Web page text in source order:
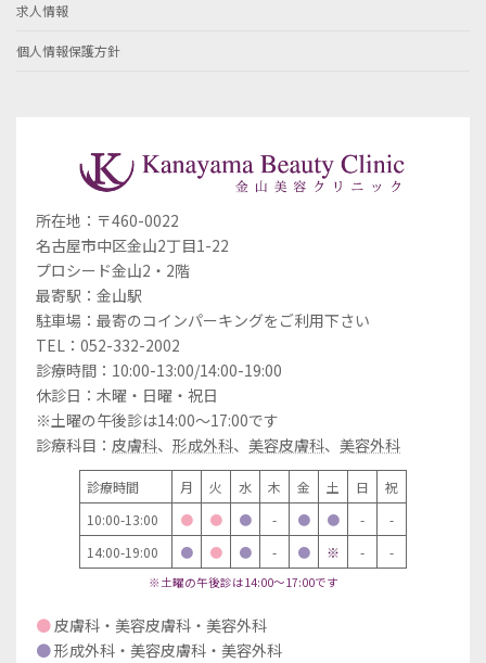
求人情報
個人情報保護方針
所在地：〒460-0022
名古屋市中区金山2丁目1-22
プロシード金山2・2階
最寄駅：金山駅
駐車場：最寄のコインパーキングをご利用下さい
TEL：052-332-2002
診療時間：10:00-13:00/14:00-19:00
休診日：木曜・日曜・祝日
※土曜の午後診は14:00～17:00です
診療科目： 皮膚科、 形成外科、 美容皮膚科、 美容外科
診療時間 月 火 水 木 金 土 日
祝
10:00-13:00
● ● ● - ● ● -
-
14:00-19:00
● ● ● - ● ※ - -
※土曜の午後診は14:00～17:00です
●皮膚科・美容皮膚科・美容外科
●形成外科・美容皮膚科・美容外科